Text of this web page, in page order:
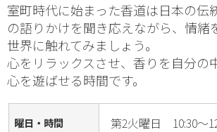
室町時代に始まった香道は日本の伝
の語りかけを聞き応えながら、情緒
世界に触れてみましょう。
心をリラックスさせ、香りを自分の
心を遊ばせる時間です。
曜日・時間 第2火曜日 10:30～